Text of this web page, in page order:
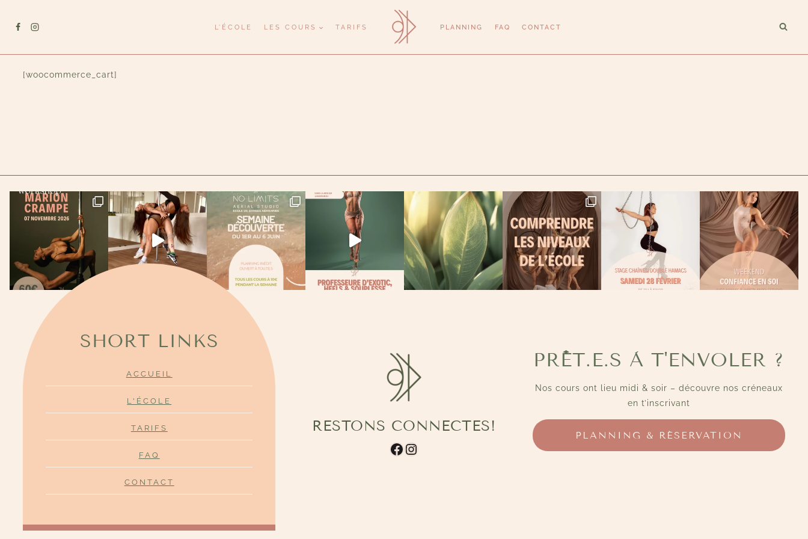
L’ÉCOLE LES COURS TARIFS PLANNING FAQ CONTACT
[woocommerce_cart]
SHORT LINKS
ACCUEIL
L'ÉCOLE
TARIFS
FAQ
CONTACT
RESTONS CONNECTES!
Facebook
Instagram
PRÊT.E.S À T'ENVOLER ?
Nos cours ont lieu midi & soir – découvre nos créneaux
en t’inscrivant
PLANNING & RÉSERVATION